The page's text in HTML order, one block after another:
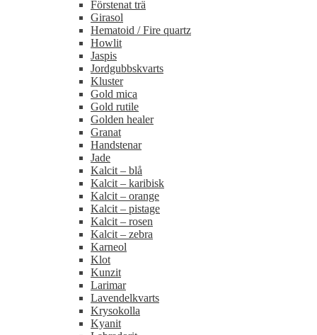
Förstenat trä
Girasol
Hematoid / Fire quartz
Howlit
Jaspis
Jordgubbskvarts
Kluster
Gold mica
Gold rutile
Golden healer
Granat
Handstenar
Jade
Kalcit – blå
Kalcit – karibisk
Kalcit – orange
Kalcit – pistage
Kalcit – rosen
Kalcit – zebra
Karneol
Klot
Kunzit
Larimar
Lavendelkvarts
Krysokolla
Kyanit